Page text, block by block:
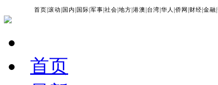
首页 |滚动 国内 国际 |军事 |社会 |地方 |港澳 台湾 |华人 |侨网 财经 |金融 |
首页